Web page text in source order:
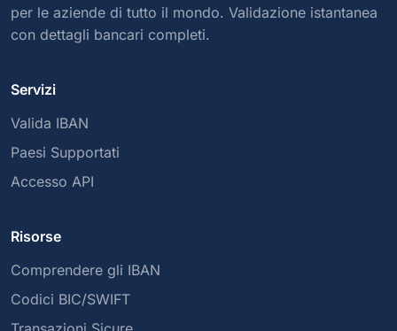
per le aziende di tutto il mondo. Validazione istantanea
con dettagli bancari completi.
Servizi
Valida IBAN
Paesi Supportati
Accesso API
Risorse
Comprendere gli IBAN
Codici BIC/SWIFT